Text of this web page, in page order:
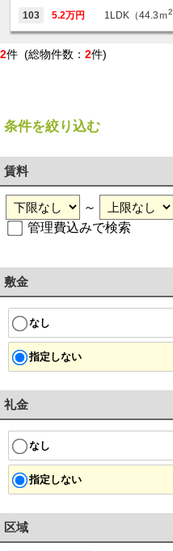
103 5.2万円 1LDK（44.3ｍ2
2件 (総物件数： 2件)
条件を絞り込む
賃料
～
管理費込みで検索
敷金
なし
指定しない
礼金
なし
指定しない
区域